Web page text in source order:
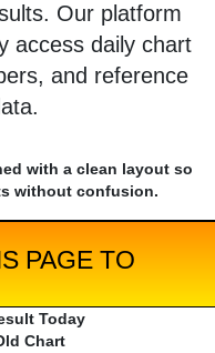
Our platform
access daily chart
and reference
with a clean layout so
without confusion.
PAGE TO
Today
Chart